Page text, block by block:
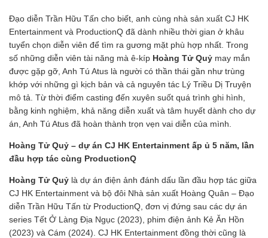
Đạo diễn Trần Hữu Tấn cho biết, anh cùng nhà sản xuất CJ HK
Entertainment và ProductionQ đã dành nhiều thời gian ở khâu
tuyển chọn diễn viên để tìm ra gương mặt phù hợp nhất. Trong
số những diễn viên tài năng mà ê-kíp Hoàng Tử Quỷ may mắn
được gặp gỡ, Anh Tú Atus là người có thần thái gần như trùng
khớp với những gì kịch bản và cả nguyên tác Lý Triều Dị Truyện
mô tả. Từ thời điểm casting đến xuyên suốt quá trình ghi hình,
bằng kinh nghiệm, khả năng diễn xuất và tâm huyết dành cho dự
án, Anh Tú Atus đã hoàn thành trọn vẹn vai diễn của mình.
Hoàng Tử Quỷ – dự án CJ HK Entertainment ấp ủ 5 năm, lần
đầu hợp tác cùng ProductionQ
Hoàng Tử Quỷ là dự án điện ảnh đánh dấu lần đầu hợp tác giữa
CJ HK Entertainment và bộ đôi Nhà sản xuất Hoàng Quân – Đạo
diễn Trần Hữu Tấn từ ProductionQ, đơn vị đứng sau các dự án
series Tết Ở Làng Địa Ngục (2023), phim điện ảnh Kẻ Ăn Hồn
(2023) và Cám (2024). CJ HK Entertainment đồng thời cũng là